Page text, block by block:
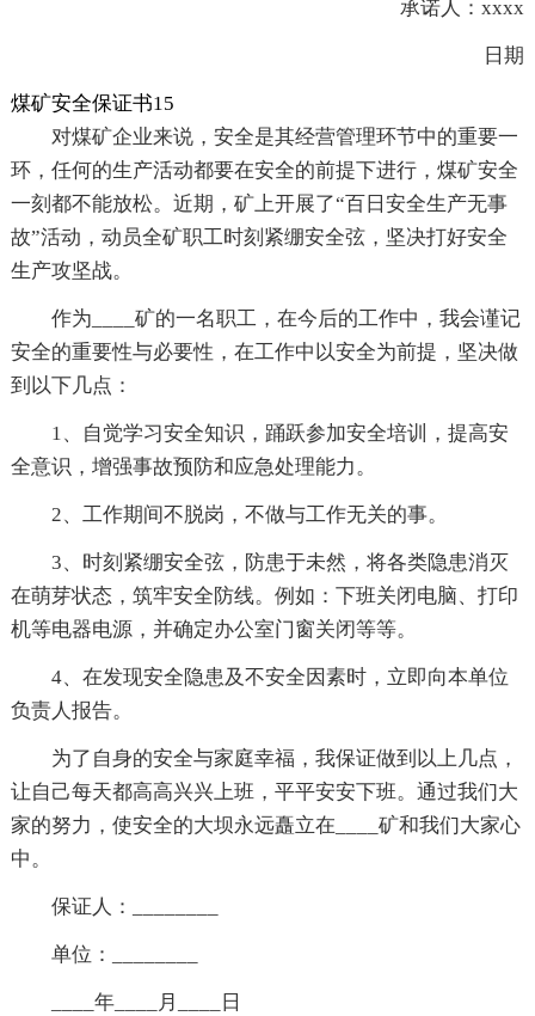
承诺人：xxxx
日期
煤矿安全保证书15
对煤矿企业来说，安全是其经营管理环节中的重要一
环，任何的生产活动都要在安全的前提下进行，煤矿安全
一刻都不能放松。近期，矿上开展了“百日安全生产无事
故”活动，动员全矿职工时刻紧绷安全弦，坚决打好安全
生产攻坚战。
作为____矿的一名职工，在今后的工作中，我会谨记
安全的重要性与必要性，在工作中以安全为前提，坚决做
到以下几点：
1、自觉学习安全知识，踊跃参加安全培训，提高安
全意识，增强事故预防和应急处理能力。
2、工作期间不脱岗，不做与工作无关的事。
3、时刻紧绷安全弦，防患于未然，将各类隐患消灭
在萌芽状态，筑牢安全防线。例如：下班关闭电脑、打印
机等电器电源，并确定办公室门窗关闭等等。
4、在发现安全隐患及不安全因素时，立即向本单位
负责人报告。
为了自身的安全与家庭幸福，我保证做到以上几点，
让自己每天都高高兴兴上班，平平安安下班。通过我们大
家的努力，使安全的大坝永远矗立在____矿和我们大家心
中。
保证人：________
单位：________
____年____月____日